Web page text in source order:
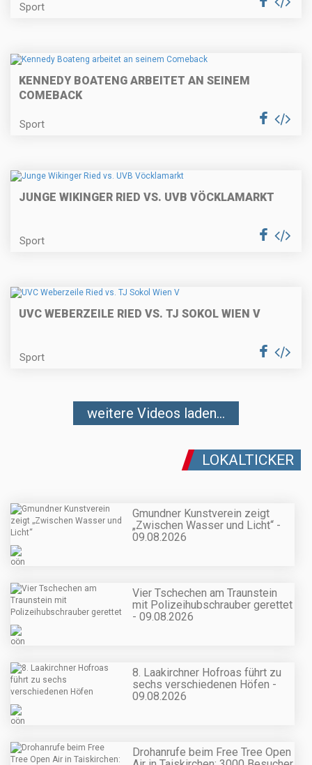
Sport
KENNEDY BOATENG ARBEITET AN SEINEM
COMEBACK
Sport
JUNGE WIKINGER RIED VS. UVB VÖCKLAMARKT
Sport
UVC WEBERZEILE RIED VS. TJ SOKOL WIEN V
Sport
weitere Videos laden...
LOKALTICKER
Gmundner Kunstverein zeigt
„Zwischen Wasser und Licht“ -
09.08.2026
Vier Tschechen am Traunstein
mit Polizeihubschrauber gerettet
- 09.08.2026
8. Laakirchner Hofroas führt zu
sechs verschiedenen Höfen -
09.08.2026
Drohanrufe beim Free Tree Open